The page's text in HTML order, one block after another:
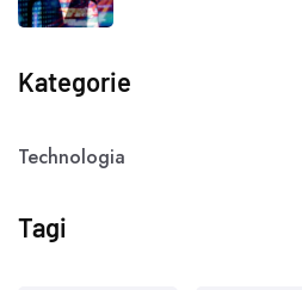
Kategorie
Technologia
Tagi